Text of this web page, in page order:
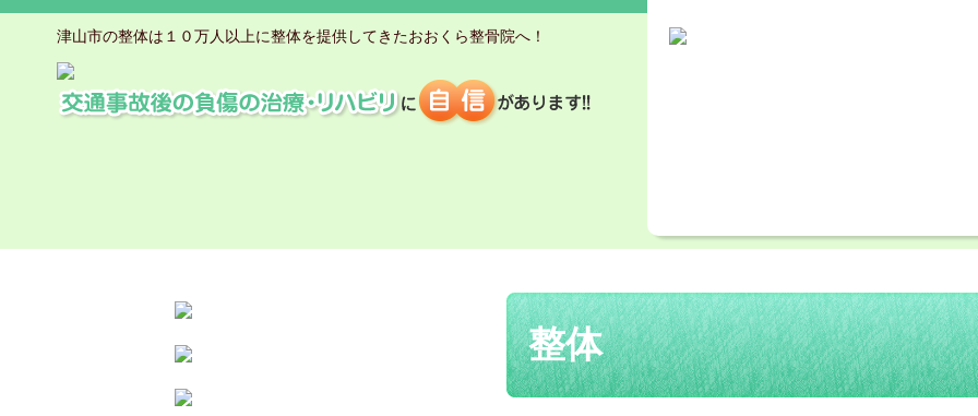
津山市の整体は１０万人以上に整体を提供してきたおおくら整骨院へ！
整体